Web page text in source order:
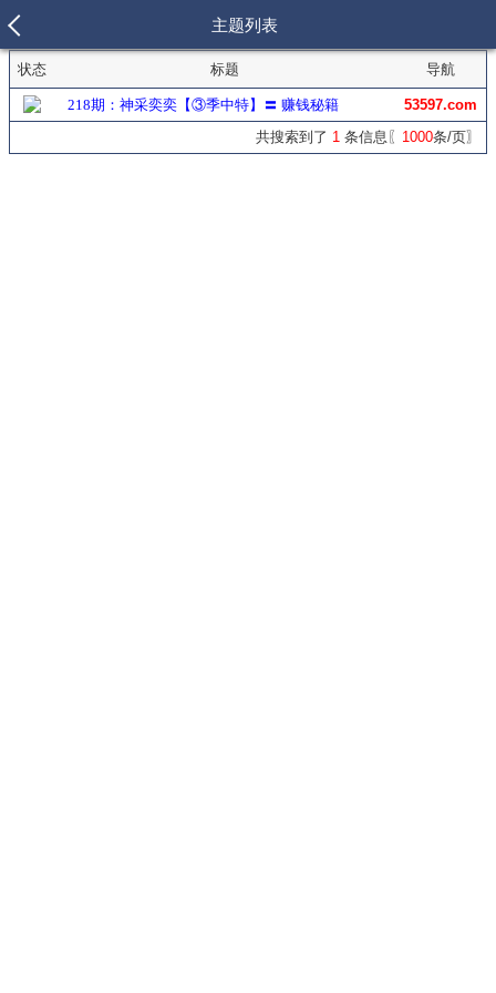
主题列表
状态 标题 导航
218期：神采奕奕【③季中特】〓 赚钱秘籍
53597.com
共搜索到了 1 条信息〖 1000条/页〗